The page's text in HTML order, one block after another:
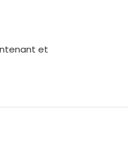
et